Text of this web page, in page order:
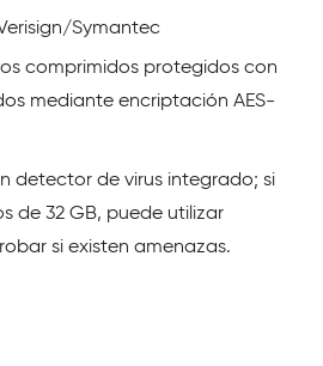
Symantec
comprimidos protegidos con
mediante encriptación AES-
detector de virus integrado; si
de 32 GB, puede utilizar
si existen amenazas.